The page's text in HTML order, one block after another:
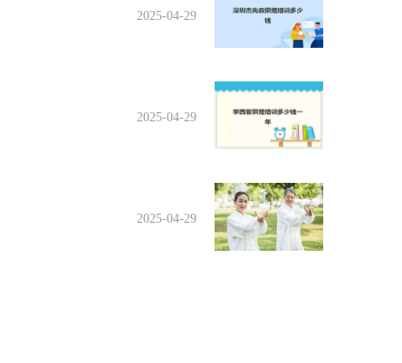
2025-04-29
2025-04-29
2025-04-29